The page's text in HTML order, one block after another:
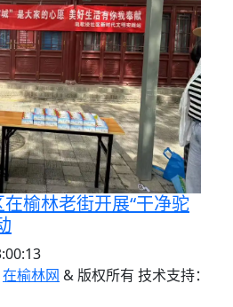
榆林老街开展“干净驼
在榆林网 & 版权所有 技术支持：